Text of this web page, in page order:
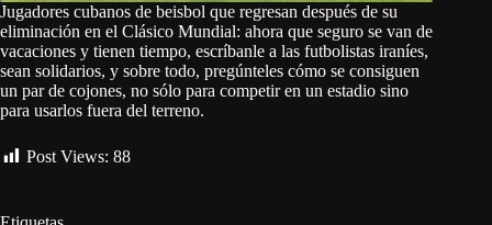
Jugadores cubanos de beisbol que regresan después de su
eliminación en el Clásico Mundial: ahora que seguro se van de
vacaciones y tienen tiempo, escríbanle a las futbolistas iraníes,
sean solidarios, y sobre todo, pregúnteles cómo se consiguen
un par de cojones, no sólo para competir en un estadio sino
para usarlos fuera del terreno.
Post Views: 88